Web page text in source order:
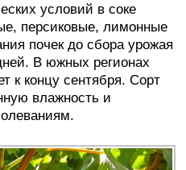
условий в соке
персиковые, лимонные
почек до сбора урожая
В южных регионах
к концу сентября. Сорт
влажность и